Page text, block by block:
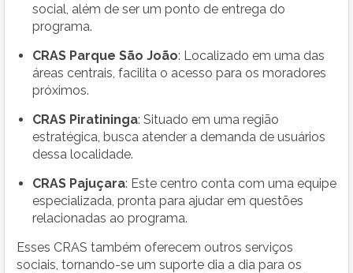
social, além de ser um ponto de entrega do
programa.
CRAS Parque São João: Localizado em uma das
áreas centrais, facilita o acesso para os moradores
próximos.
CRAS Piratininga: Situado em uma região
estratégica, busca atender a demanda de usuários
dessa localidade.
CRAS Pajuçara: Este centro conta com uma equipe
especializada, pronta para ajudar em questões
relacionadas ao programa.
Esses CRAS também oferecem outros serviços
sociais, tornando-se um suporte dia a dia para os